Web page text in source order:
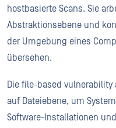
hostbasierte Scans. Sie
Abstraktionsebene und
der Umgebung eines
übersehen.
Die file-based vulnerability
auf Dateiebene, um
Software-Installationen